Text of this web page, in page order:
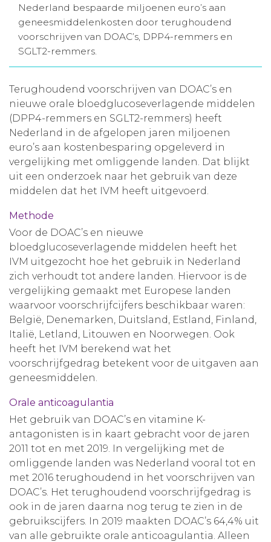
Aanmelden nieuwsbrief
Toegang leeromgeving
Nederland bespaarde miljoenen euro’s aan
geneesmiddelenkosten door terughoudend
voorschrijven van DOAC’s, DPP4-remmers en
SGLT2-remmers.
Terughoudend voorschrijven van DOAC’s en
nieuwe orale bloedglucoseverlagende middelen
(DPP4-remmers en SGLT2-remmers) heeft
Nederland in de afgelopen jaren miljoenen
euro’s aan kostenbesparing opgeleverd in
vergelijking met omliggende landen. Dat blijkt
uit een onderzoek naar het gebruik van deze
middelen dat het IVM heeft uitgevoerd.
Methode
Voor de DOAC’s en nieuwe
bloedglucoseverlagende middelen heeft het
IVM uitgezocht hoe het gebruik in Nederland
zich verhoudt tot andere landen. Hiervoor is de
vergelijking gemaakt met Europese landen
waarvoor voorschrijfcijfers beschikbaar waren:
België, Denemarken, Duitsland, Estland, Finland,
Italië, Letland, Litouwen en Noorwegen. Ook
heeft het IVM berekend wat het
voorschrijfgedrag betekent voor de uitgaven aan
geneesmiddelen.
Orale anticoagulantia
Het gebruik van DOAC’s en vitamine K-
antagonisten is in kaart gebracht voor de jaren
2011 tot en met 2019. In vergelijking met de
omliggende landen was Nederland vooral tot en
met 2016 terughoudend in het voorschrijven van
DOAC’s. Het terughoudend voorschrijfgedrag is
ook in de jaren daarna nog terug te zien in de
gebruikscijfers. In 2019 maakten DOAC’s 64,4% uit
van alle gebruikte orale anticoagulantia. Alleen